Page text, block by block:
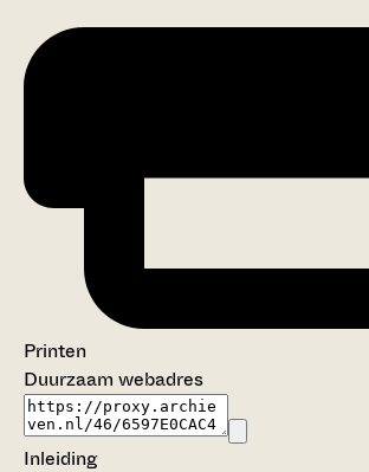
Printen
Duurzaam webadres
Inleiding